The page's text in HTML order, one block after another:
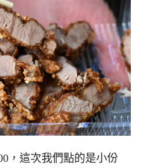
，這次我們點的是小份